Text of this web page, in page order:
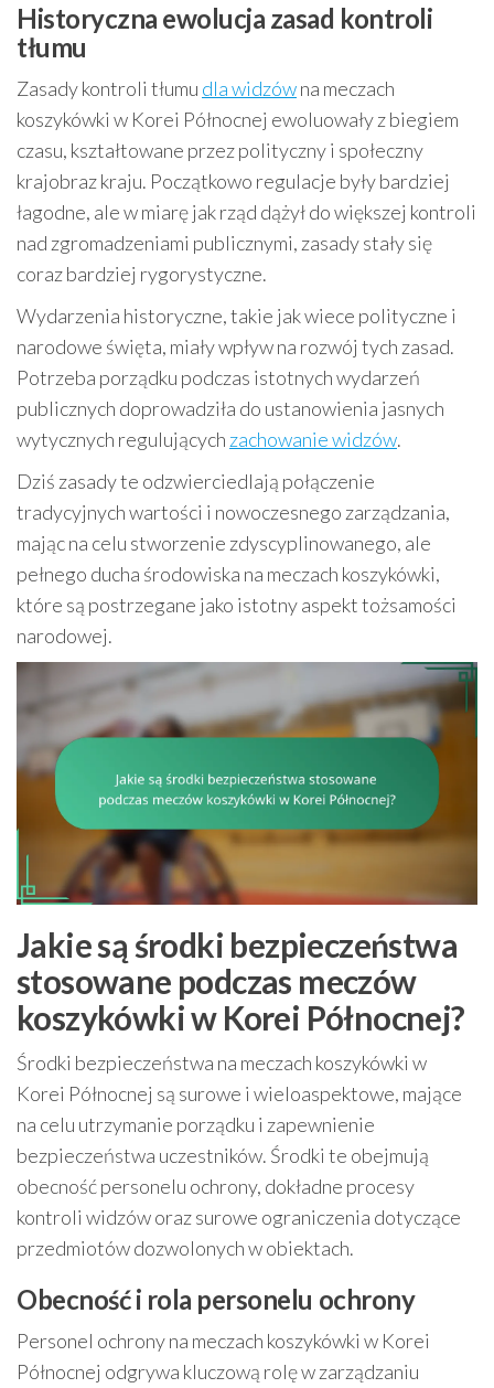
Historyczna ewolucja zasad kontroli
tłumu
Zasady kontroli tłumu dla widzówna meczach
koszykówki w Korei Północnej ewoluowały z biegiem
czasu, kształtowane przez polityczny i społeczny
krajobraz kraju. Początkowo regulacje były bardziej
łagodne, ale w miarę jak rząd dążył do większej kontroli
nad zgromadzeniami publicznymi, zasady stały się
coraz bardziej rygorystyczne.
Wydarzenia historyczne, takie jak wiece polityczne i
narodowe święta, miały wpływ na rozwój tych zasad.
Potrzeba porządku podczas istotnych wydarzeń
publicznych doprowadziła do ustanowienia jasnych
wytycznych regulujących zachowanie widzów.
Dziś zasady te odzwierciedlają połączenie
tradycyjnych wartości i nowoczesnego zarządzania,
mając na celu stworzenie zdyscyplinowanego, ale
pełnego ducha środowiska na meczach koszykówki,
które są postrzegane jako istotny aspekt tożsamości
narodowej.
Jakie są środki bezpieczeństwa
stosowane podczas meczów
koszykówki w Korei Północnej?
Środki bezpieczeństwa na meczach koszykówki w
Korei Północnej są surowe i wieloaspektowe, mające
na celu utrzymanie porządku i zapewnienie
bezpieczeństwa uczestników. Środki te obejmują
obecność personelu ochrony, dokładne procesy
kontroli widzów oraz surowe ograniczenia dotyczące
przedmiotów dozwolonych w obiektach.
Obecność i rola personelu ochrony
Personel ochrony na meczach koszykówki w Korei
Północnej odgrywa kluczową rolę w zarządzaniu